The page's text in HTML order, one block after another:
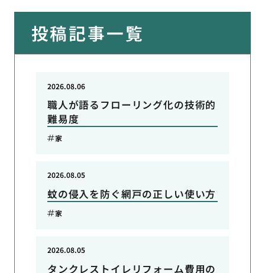
投稿記事一覧
職人が語るフローリング化の技術的
難易度
2026.08.06
家
蚊の侵入を防ぐ網戸の正しい使い方
2026.08.05
家
タンクレストイレリフォーム費用の
2026.08.05